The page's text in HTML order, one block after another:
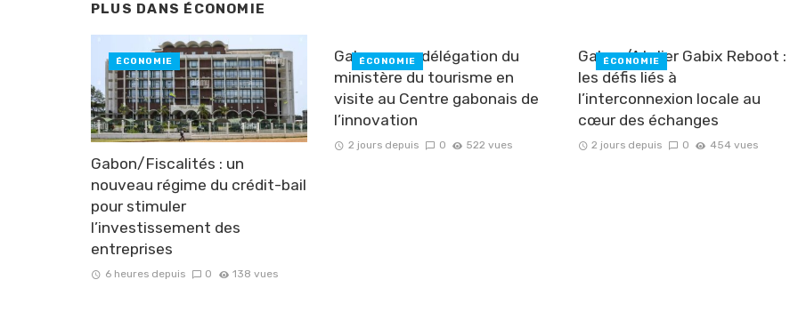
PLUS DANS ÉCONOMIE
Gabon/Fiscalités : un
nouveau régime du crédit-bail
pour stimuler
l’investissement des
entreprises
6 heures depuis 0 138 vues
ÉCONOMIE
Gabon : une délégation du
ministère du tourisme en
visite au Centre gabonais de
l’innovation
2 jours depuis 0 522 vues
ÉCONOMIE
Gabon/Atelier Gabix Reboot :
les défis liés à
l’interconnexion locale au
cœur des échanges
2 jours depuis 0 454 vues
ÉCONOMIE